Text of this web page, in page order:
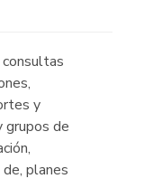
y
grupos de
planes